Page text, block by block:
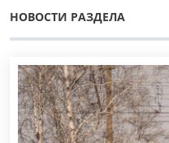
НОВОСТИ РАЗДЕЛА